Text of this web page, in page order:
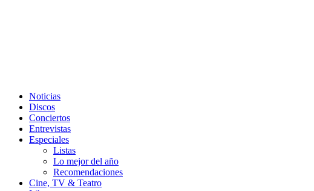
Noticias
Discos
Conciertos
Entrevistas
Especiales
Listas
Lo mejor del año
Recomendaciones
Cine, TV & Teatro